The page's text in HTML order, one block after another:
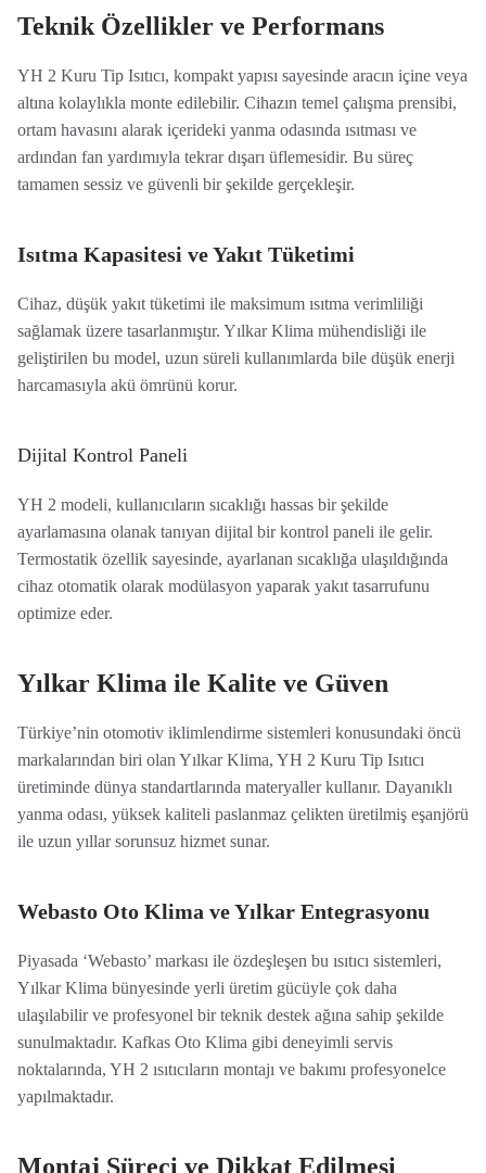
Teknik Özellikler ve Performans
YH 2 Kuru Tip Isıtıcı, kompakt yapısı sayesinde aracın içine veya
altına kolaylıkla monte edilebilir. Cihazın temel çalışma prensibi,
ortam havasını alarak içerideki yanma odasında ısıtması ve
ardından fan yardımıyla tekrar dışarı üflemesidir. Bu süreç
tamamen sessiz ve güvenli bir şekilde gerçekleşir.
Isıtma Kapasitesi ve Yakıt Tüketimi
Cihaz, düşük yakıt tüketimi ile maksimum ısıtma verimliliği
sağlamak üzere tasarlanmıştır. Yılkar Klima mühendisliği ile
geliştirilen bu model, uzun süreli kullanımlarda bile düşük enerji
harcamasıyla akü ömrünü korur.
Dijital Kontrol Paneli
YH 2 modeli, kullanıcıların sıcaklığı hassas bir şekilde
ayarlamasına olanak tanıyan dijital bir kontrol paneli ile gelir.
Termostatik özellik sayesinde, ayarlanan sıcaklığa ulaşıldığında
cihaz otomatik olarak modülasyon yaparak yakıt tasarrufunu
optimize eder.
Yılkar Klima ile Kalite ve Güven
Türkiye’nin otomotiv iklimlendirme sistemleri konusundaki öncü
markalarından biri olan Yılkar Klima, YH 2 Kuru Tip Isıtıcı
üretiminde dünya standartlarında materyaller kullanır. Dayanıklı
yanma odası, yüksek kaliteli paslanmaz çelikten üretilmiş eşanjörü
ile uzun yıllar sorunsuz hizmet sunar.
Webasto Oto Klima ve Yılkar Entegrasyonu
Piyasada ‘Webasto’ markası ile özdeşleşen bu ısıtıcı sistemleri,
Yılkar Klima bünyesinde yerli üretim gücüyle çok daha
ulaşılabilir ve profesyonel bir teknik destek ağına sahip şekilde
sunulmaktadır. Kafkas Oto Klima gibi deneyimli servis
noktalarında, YH 2 ısıtıcıların montajı ve bakımı profesyonelce
yapılmaktadır.
Montaj Süreci ve Dikkat Edilmesi